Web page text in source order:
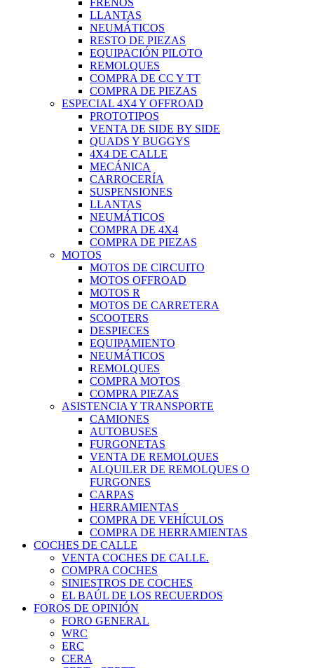
FRENOS
LLANTAS
NEUMÁTICOS
RESTO DE PIEZAS
EQUIPACIÓN PILOTO
REMOLQUES
COMPRA DE CC Y TT
COMPRA DE PIEZAS
ESPECIAL 4X4 Y OFFROAD
PROTOTIPOS
VENTA DE SIDE BY SIDE
QUADS Y BUGGYS
4X4 DE CALLE
MECÁNICA
CARROCERÍA
SUSPENSIONES
LLANTAS
NEUMÁTICOS
COMPRA DE 4X4
COMPRA DE PIEZAS
MOTOS
MOTOS DE CIRCUITO
MOTOS OFFROAD
MOTOS R
MOTOS DE CARRETERA
SCOOTERS
DESPIECES
EQUIPAMIENTO
NEUMÁTICOS
REMOLQUES
COMPRA MOTOS
COMPRA PIEZAS
ASISTENCIA Y TRANSPORTE
CAMIONES
AUTOBUSES
FURGONETAS
VENTA DE REMOLQUES
ALQUILER DE REMOLQUES O
FURGONES
CARPAS
HERRAMIENTAS
COMPRA DE VEHÍCULOS
COMPRA DE HERRAMIENTAS
COCHES DE CALLE
VENTA COCHES DE CALLE.
COMPRA COCHES
SINIESTROS DE COCHES
EL BAÚL DE LOS RECUERDOS
FOROS DE OPINIÓN
FORO GENERAL
WRC
ERC
CERA